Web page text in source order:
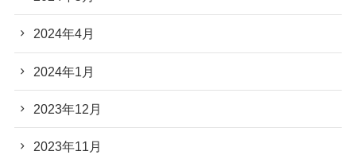
2024年4月
2024年1月
2023年12月
2023年11月